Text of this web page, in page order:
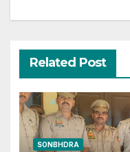
Related Post
SONBHDRA